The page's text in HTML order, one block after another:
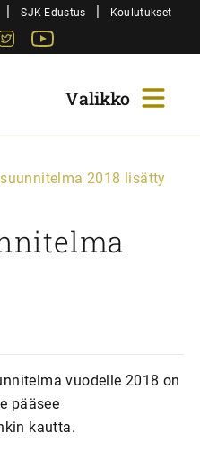
| SJK-Edustus | Koulutukset
Twitter
2018 lisätty
vuodelle 2018 on
pääsee
kautta.